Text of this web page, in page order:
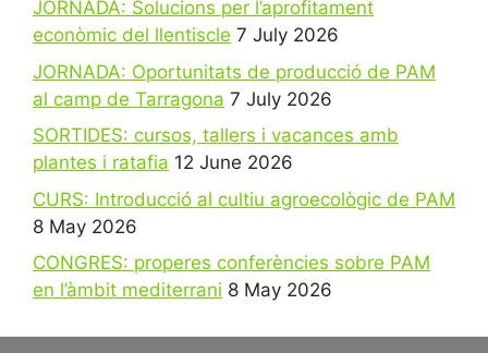
JORNADA: Solucions per l’aprofitament
econòmic del llentiscle 7 July 2026
JORNADA: Oportunitats de producció de PAM
al camp de Tarragona 7 July 2026
SORTIDES: cursos, tallers i vacances amb
plantes i ratafia 12 June 2026
CURS: Introducció al cultiu agroecològic de PAM
8 May 2026
CONGRES: properes conferències sobre PAM
en l’àmbit mediterrani 8 May 2026